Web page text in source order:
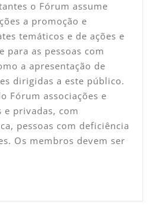
o Fórum assume
a promoção e
temáticos e de ações e
para as pessoas com
a apresentação de
dirigidas a este público.
Fórum associações e
privadas, com
pessoas com deficiência
Os membros devem ser